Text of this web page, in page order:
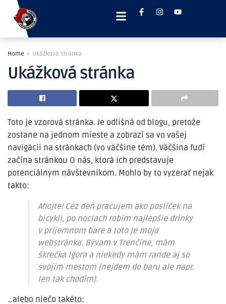
Home Ukážková stránka
Ukážková stránka
Toto je vzorová stránka. Je odlišná od blogu, pretože
zostane na jednom mieste a zobrazí sa vo vašej
navigácii na stránkach (vo väčšine tém). Väčšina ľudí
začína stránkou O nás, ktorá ich predstavuje
potenciálnym návštevníkom. Mohlo by to vyzerať nejak
takto:
Ahojte! Cez deň pracujem ako poslíček na
bicykli, po nociach robím najlepšie drinky
v príjemnom bare a toto je moja
webstránka. Bývam v Trenčíne, mám
škrečka Igora a niekedy mám rande aj so
svojím mestom (nejdem do baru ale napr.
len tak chodím).
…alebo niečo takéto: